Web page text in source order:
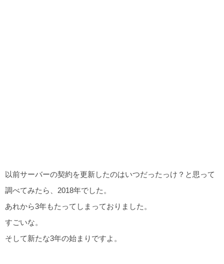
以前サーバーの契約を更新したのはいつだったっけ？と思って
調べてみたら、2018年でした。
あれから3年もたってしまっておりました。
すごいな。
そして新たな3年の始まりですよ。